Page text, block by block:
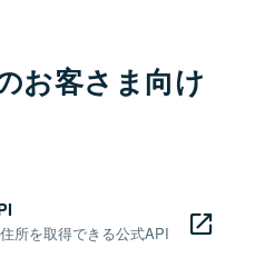
お客さま向け
所を取得できる公式API